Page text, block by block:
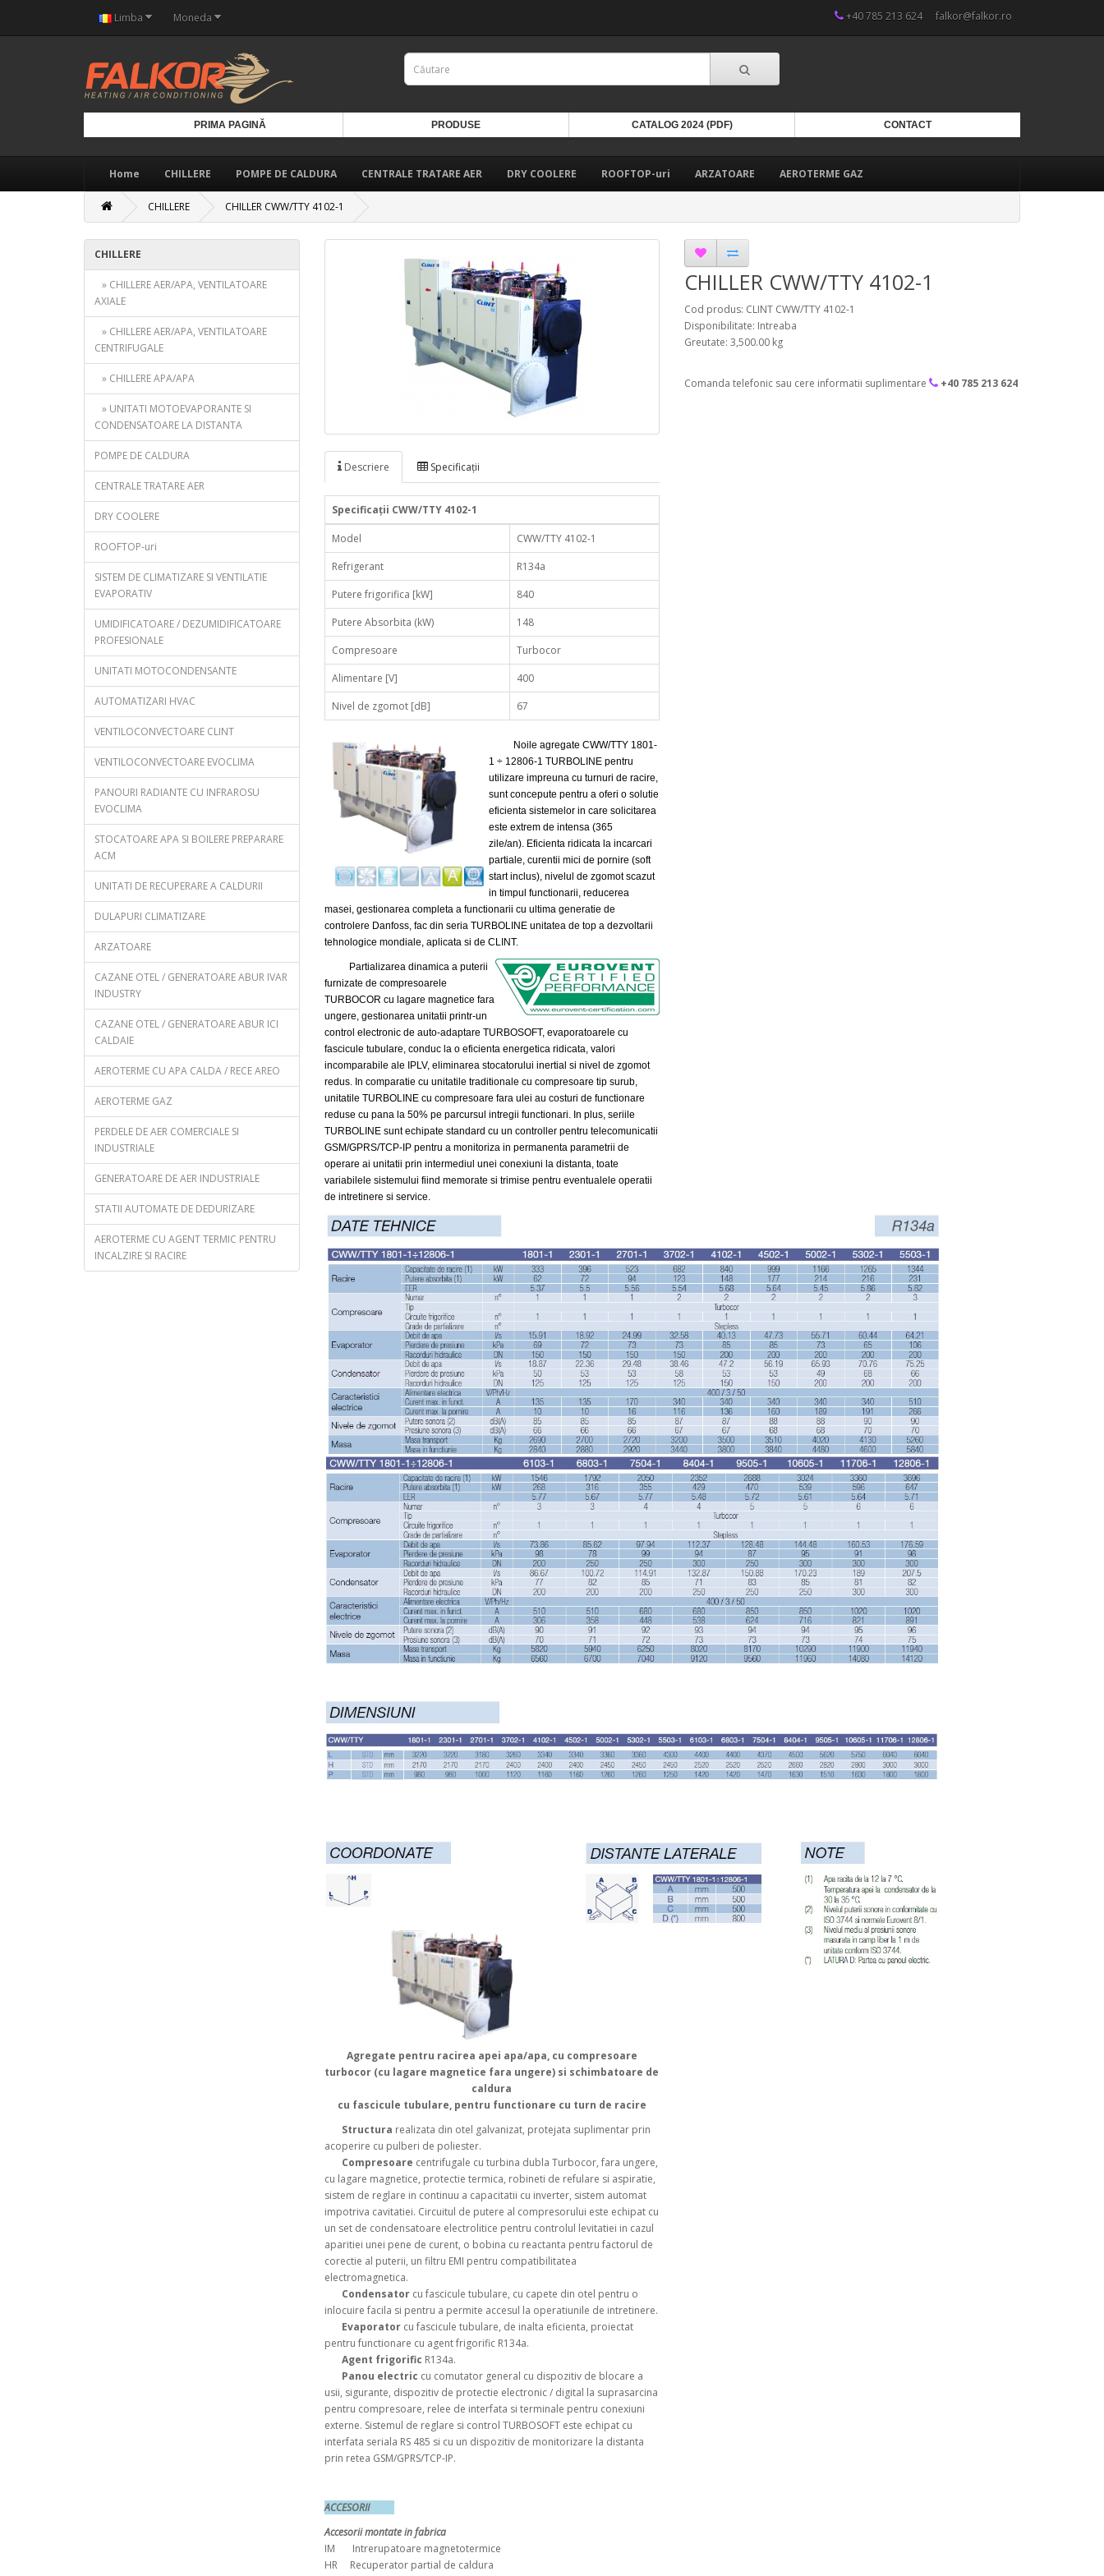
Limba Moneda +40 785 213 624 falkor@falkor.ro
PRIMA PAGINĂ PRODUSE CATALOG 2024 (PDF) CONTACT
Home CHILLERE POMPE DE CALDURA CENTRALE TRATARE AER DRY COOLERE ROOFTOP-uri ARZATOARE AEROTERME GAZ
CHILLERE CHILLER CWW/TTY 4102-1
CHILLERE
» CHILLERE AER/APA, VENTILATOARE
AXIALE
» CHILLERE AER/APA, VENTILATOARE
CENTRIFUGALE
» CHILLERE APA/APA
» UNITATI MOTOEVAPORANTE SI
CONDENSATOARE LA DISTANTA
POMPE DE CALDURA
CENTRALE TRATARE AER
DRY COOLERE
ROOFTOP-uri
SISTEM DE CLIMATIZARE SI VENTILATIE
EVAPORATIV
UMIDIFICATOARE / DEZUMIDIFICATOARE
PROFESIONALE
UNITATI MOTOCONDENSANTE
AUTOMATIZARI HVAC
VENTILOCONVECTOARE CLINT
VENTILOCONVECTOARE EVOCLIMA
PANOURI RADIANTE CU INFRAROSU
EVOCLIMA
STOCATOARE APA SI BOILERE PREPARARE
ACM
UNITATI DE RECUPERARE A CALDURII
DULAPURI CLIMATIZARE
ARZATOARE
CAZANE OTEL / GENERATOARE ABUR IVAR
INDUSTRY
CAZANE OTEL / GENERATOARE ABUR ICI
CALDAIE
AEROTERME CU APA CALDA / RECE AREO
AEROTERME GAZ
PERDELE DE AER COMERCIALE SI
INDUSTRIALE
GENERATOARE DE AER INDUSTRIALE
STATII AUTOMATE DE DEDURIZARE
AEROTERME CU AGENT TERMIC PENTRU
INCALZIRE SI RACIRE
Descriere Specificaţii
Specificaţii CWW/TTY 4102-1
Model
CWW/TTY 4102-1
Refrigerant
R134a
Putere frigorifica [kW]
840
Putere Absorbita (kW)
148
Compresoare
Turbocor
Alimentare [V]
400
Nivel de zgomot [dB]
67
Noile agregate CWW/TTY 1801-
1 ÷ 12806-1 TURBOLINE pentru
utilizare impreuna cu turnuri de racire,
sunt concepute pentru a oferi o solutie
eficienta sistemelor in care solicitarea
este extrem de intensa (365
zile/an).Eficienta ridicata la incarcari
partiale, curentii mici de pornire (soft
start inclus), nivelul de zgomot scazut
in timpul functionarii, reducerea
masei, gestionarea completa a functionarii cu ultima generatie de
controlere Danfoss, fac din seria TURBOLINE unitatea de top a dezvoltarii
tehnologice mondiale, aplicata si de CLINT.
Partializarea dinamica a puterii
furnizate de compresoarele
TURBOCOR cu lagare magnetice fara
ungere, gestionarea unitatii printr-un
control electronic de auto-adaptare TURBOSOFT, evaporatoarele cu
fascicule tubulare, conduc la o eficienta energetica ridicata, valori
incomparabile ale IPLV, eliminarea stocatorului inertial si nivel de zgomot
redus. In comparatie cu unitatile traditionale cu compresoare tip surub,
unitatile TURBOLINE cu compresoare fara ulei au costuri de functionare
reduse cu pana la 50% pe parcursul intregii functionari. In plus, seriile
TURBOLINE sunt echipate standard cu un controller pentru telecomunicatii
GSM/GPRS/TCP-IP pentru a monitoriza in permanenta parametrii de
operare ai unitatii prin intermediul unei conexiuni la distanta, toate
variabilele sistemului fiind memorate si trimise pentru eventualele operatii
de intretinere si service.
Agregate pentru racirea apei apa/apa, cu compresoare
turbocor (cu lagare magnetice fara ungere) si schimbatoare de
caldura
cu fascicule tubulare, pentru functionare cu turn de racire
Structura realizata din otel galvanizat, protejata suplimentar prin
acoperire cu pulberi de poliester.
Compresoare centrifugale cu turbina dubla Turbocor, fara ungere,
cu lagare magnetice, protectie termica, robineti de refulare si aspiratie,
sistem de reglare in continuu a capacitatii cu inverter, sistem automat
impotriva cavitatiei. Circuitul de putere al compresorului este echipat cu
un set de condensatoare electrolitice pentru controlul levitatiei in cazul
aparitiei unei pene de curent, o bobina cu reactanta pentru factorul de
corectie al puterii, un filtru EMI pentru compatibilitatea
electromagnetica.
Condensator cu fascicule tubulare, cu capete din otel pentru o
inlocuire facila si pentru a permite accesul la operatiunile de intretinere.
Evaporator cu fascicule tubulare, de inalta eficienta, proiectat
pentru functionare cu agent frigorific R134a.
Agent frigorific R134a.
Panou electric cu comutator general cu dispozitiv de blocare a
usii, sigurante, dispozitiv de protectie electronic / digital la suprasarcina
pentru compresoare, relee de interfata si terminale pentru conexiuni
externe. Sistemul de reglare si control TURBOSOFT este echipat cu
interfata seriala RS 485 si cu un dispozitiv de monitorizare la distanta
prin retea GSM/GPRS/TCP-IP.
ACCESORII
Accesorii montate in fabrica
IM Intrerupatoare magnetotermice
HR Recuperator partial de caldura
CHILLER CWW/TTY 4102-1
Cod produs: CLINT CWW/TTY 4102-1
Disponibilitate: Intreaba
Greutate: 3,500.00 kg
Comanda telefonic sau cere informatii suplimentare +40 785 213 624